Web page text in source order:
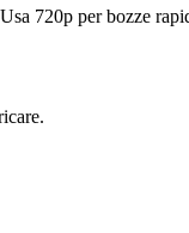
720p per bozze